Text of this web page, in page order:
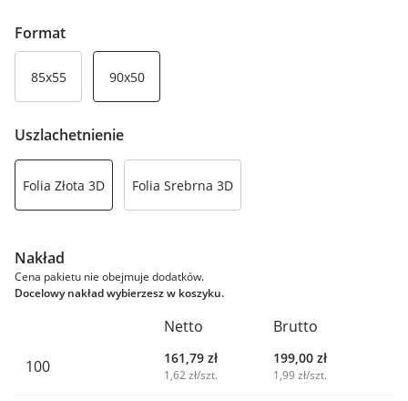
Format
85x55 90x50
Uszlachetnienie
Folia Złota 3D Folia Srebrna 3D
Nakład
Cena pakietu nie obejmuje dodatków.
Docelowy nakład wybierzesz w koszyku.
Netto
Brutto
100
161,79 zł
1,62 zł/szt.
199,00 zł
1,99 zł/szt.